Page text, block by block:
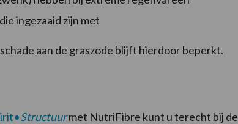
ingezaaid zijn met
aan de graszode blijft hierdoor beperkt.
Structuurmet NutriFibre kunt u terecht bij de